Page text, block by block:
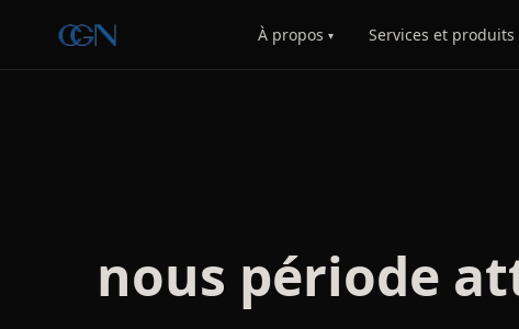
À propos ▾ Services et produits
nous période